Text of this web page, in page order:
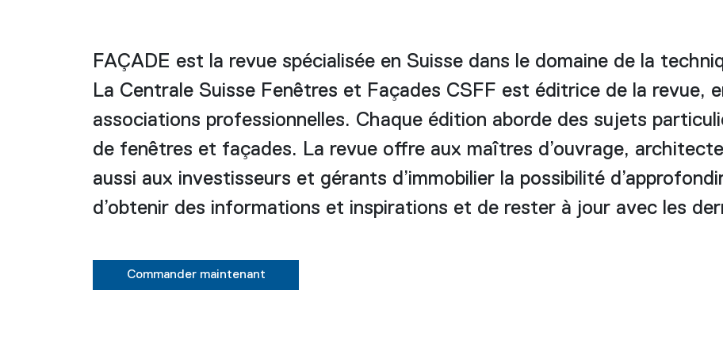
FAÇADE est la revue spécialisée en Suisse dans le domaine de la
La Centrale Suisse Fenêtres et Façades CSFF est éditrice de la revue,
associations professionnelles. Chaque édition aborde des sujets
de fenêtres et façades. La revue offre aux maîtres d’ouvrage,
aussi aux investisseurs et gérants d’immobilier la possibilité
d’obtenir des informations et inspirations et de rester à jour avec les
Commander maintenant